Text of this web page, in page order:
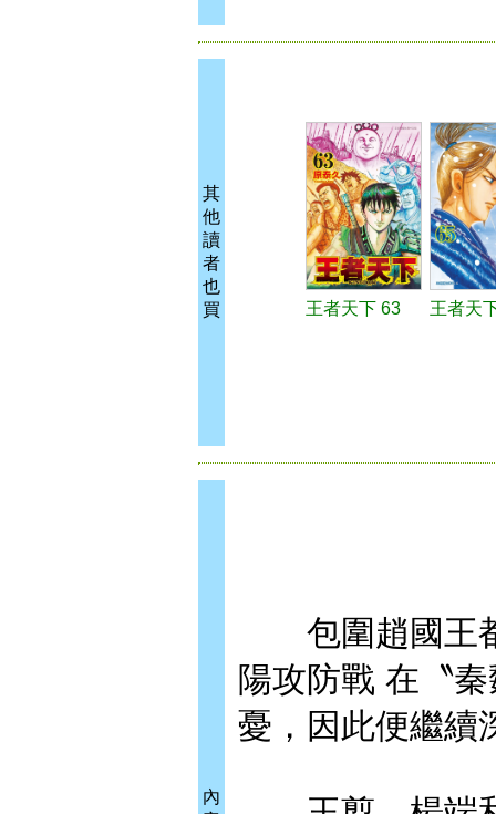
其
他
讀
者
也
買
王者天下 63 王者天
內
包圍趙國王都
陽攻防戰 在〝
憂，因此便繼續